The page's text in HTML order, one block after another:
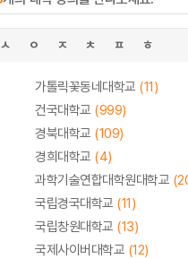
ㅅ ㅇ ㅈ ㅊ ㅍ ㅎ
가톨릭꽃동네대학교 (11)
건국대학교 (999)
경북대학교 (109)
경희대학교 (4)
과학기술연합대학원대학교
국립경국대학교 (11)
국립창원대학교 (13)
국제사이버대학교 (12)